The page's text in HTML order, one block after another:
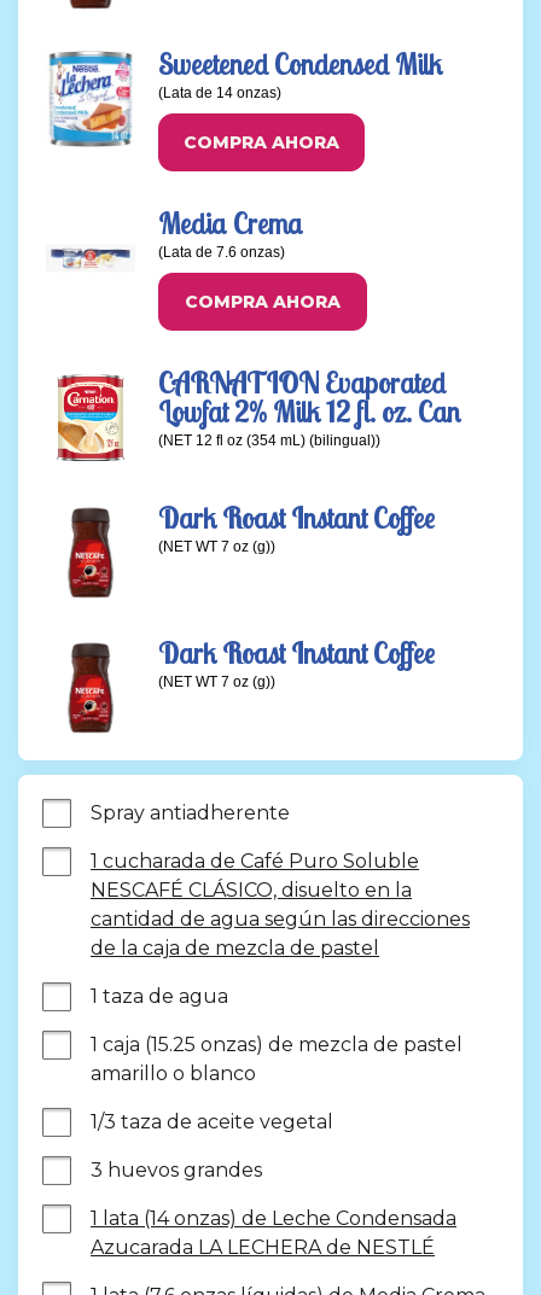
Sweetened Condensed Milk
(Lata de 14 onzas)
COMPRA AHORA
Media Crema
(Lata de 7.6 onzas)
COMPRA AHORA
CARNATION Evaporated
Lowfat 2% Milk 12 fl. oz. Can
(NET 12 fl oz (354 mL) (bilingual))
Dark Roast Instant Coffee
(NET WT 7 oz (g))
Dark Roast Instant Coffee
(NET WT 7 oz (g))
Spray antiadherente
1 cucharada de Café Puro Soluble
NESCAFÉ CLÁSICO, disuelto en la
cantidad de agua según las direcciones
de la caja de mezcla de pastel
1 taza de agua
1 caja (15.25 onzas) de mezcla de pastel
amarillo o blanco
1/3 taza de aceite vegetal
3 huevos grandes
1 lata (14 onzas) de Leche Condensada
Azucarada LA LECHERA de NESTLÉ